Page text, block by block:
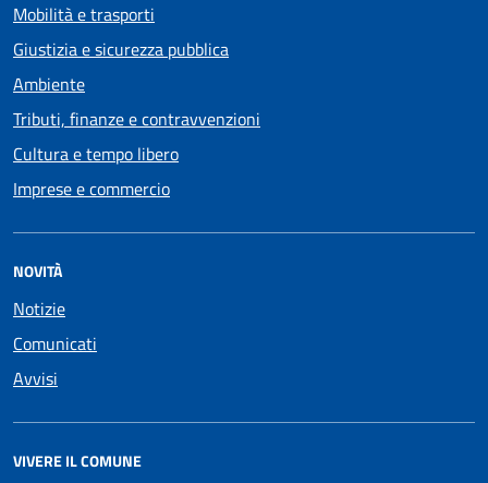
Mobilità e trasporti
Giustizia e sicurezza pubblica
Ambiente
Tributi, finanze e contravvenzioni
Cultura e tempo libero
Imprese e commercio
NOVITÀ
Notizie
Comunicati
Avvisi
VIVERE IL COMUNE